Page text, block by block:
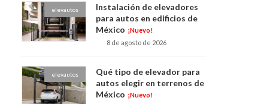
elevautos
Instalación de elevadores
para autos en edificios de
México ¡Nuevo!
8 de agosto de 2026
elevautos
Qué tipo de elevador para
autos elegir en terrenos de
México ¡Nuevo!